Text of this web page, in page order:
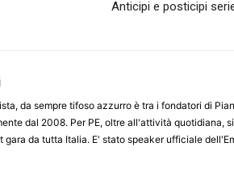
Anticipi e posticipi
da sempre tifoso azzurro è tra i fondatori di
dal 2008. Per PE, oltre all'attività quotidiana,
gara da tutta Italia. E' stato speaker ufficiale